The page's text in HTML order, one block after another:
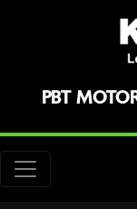
PBT